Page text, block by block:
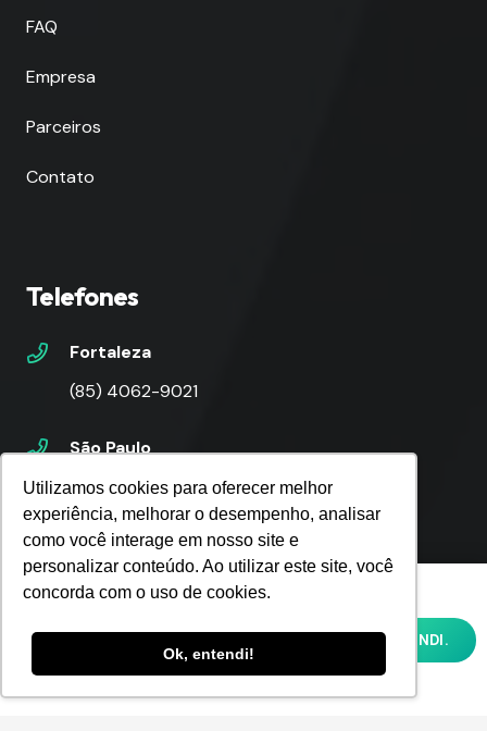
Utilizamos cookies para oferecer melhor
experiência, melhorar o desempenho, analisar
como você interage em nosso site e
personalizar conteúdo. Ao utilizar este site, você
concorda com o uso de cookies.
Ok, entendi!
FAQ
Empresa
Parceiros
Contato
Telefones
Fortaleza
(85) 4062-9021
São Paulo
(11) 4063-8750
Rio de Janeiro
(21) 4062-7791
Florianópolis
(48) 4052-8014
Utilizamos cookies para oferecer melhor
analisar como você interage em nosso site
e personalizar conteúdo. Ao utilizar este
site, você concorda com o uso de cookies e
nossaPOLÍTICA DE PRIVACIDADE E COOKIES
OK, ENTENDI.